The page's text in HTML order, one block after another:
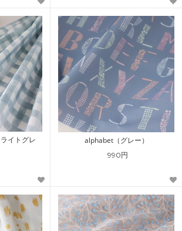
イトグレ
alphabet（グレー）
990円